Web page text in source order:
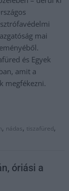
mai
és Egyek
amit a
megfékezni.
, nádas, tiszafüred,
óriási a